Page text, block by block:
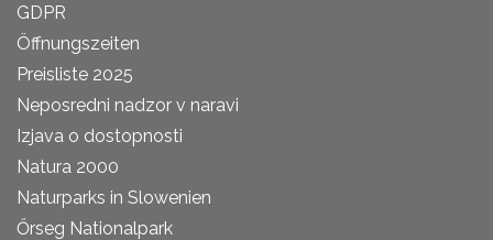
GDPR
Öffnungszeiten
Preisliste 2025
Neposredni nadzor v naravi
Izjava o dostopnosti
Natura 2000
Naturparks in Slowenien
Őrseg Nationalpark